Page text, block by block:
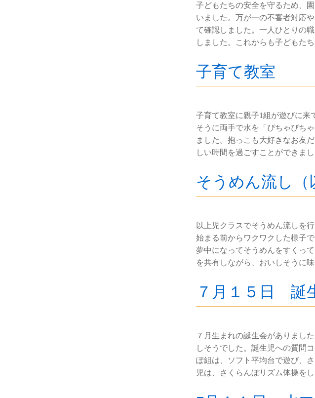
子どもたちの安全を守るため、
いました。万が一の不審者対応
て確認しました。一人ひとりの
しました。これからも子どもた
子育て教室
子育て教室に親子1組が遊びに来
そうに両手で水を「ぴちゃぴち
ました。抱っこも大好きなお友
しい時間を過ごすことができま
そうめん流し（
以上児クラスでそうめん流しを
始まる前からワクワクした様子
夢中になってそうめんをすくっ
を共有しながら、おいしそうに
７月１５日 誕
７月生まれの誕生会がありまし
しそうでした。誕生児への質問
ぽ組は、ソフト平均台で遊び、
児は、さくらんぼリズム体操を